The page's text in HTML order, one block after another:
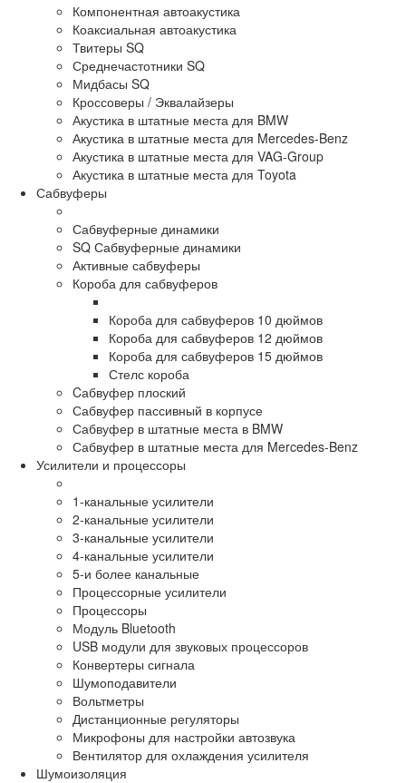
Компонентная автоакустика
Коаксиальная автоакустика
Твитеры SQ
Среднечастотники SQ
Мидбасы SQ
Кроссоверы / Эквалайзеры
Акустика в штатные места для BMW
Акустика в штатные места для Mercedes-Benz
Акустика в штатные места для VAG-Group
Акустика в штатные места для Toyota
Сабвуферы
Сабвуферные динамики
SQ Сабвуферные динамики
Активные сабвуферы
Короба для сабвуферов
Короба для сабвуферов 10 дюймов
Короба для сабвуферов 12 дюймов
Короба для сабвуферов 15 дюймов
Стелс короба
Cабвуфер плоский
Сабвуфер пассивный в корпусе
Сабвуфер в штатные места в BMW
Сабвуфер в штатные места для Mercedes-Benz
Усилители и процессоры
1-канальные усилители
2-канальные усилители
3-канальные усилители
4-канальные усилители
5-и более канальные
Процессорные усилители
Процессоры
Модуль Bluetooth
USB модули для звуковых процессоров
Конвертеры сигнала
Шумоподавители
Вольтметры
Дистанционные регуляторы
Микрофоны для настройки автозвука
Вентилятор для охлаждения усилителя
Шумоизоляция